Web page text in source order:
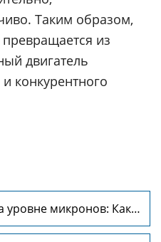
Таким образом,
из
двигатель
конкурентного
уровне микронов: Как
переменными для